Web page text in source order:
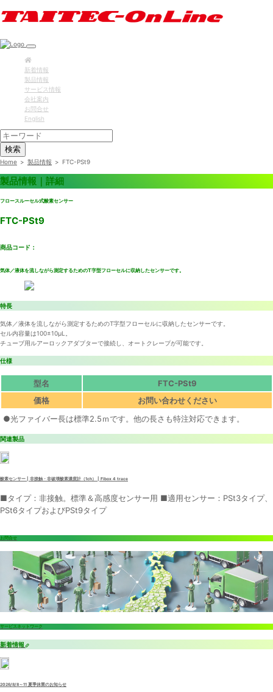
新着情報
製品情報
サービス情報
会社案内
お問合せ
English
検索
Home > 製品情報 > FTC-PSt9
製品情報｜詳細
フロースルーセル式酸素センサー
FTC-PSt9
商品コード：
気体／液体を流しながら測定するためのT字型フローセルに収納したセンサーです。
特長
気体／液体を流しながら測定するためのT字型フローセルに収納したセンサーです。
セル内容量は100±10μL。
チューブ用ルアーロックアダプターで接続し、オートクレープが可能です。
仕様
型名
FTC-PSt9
価格
お問い合わせください
●光ファイバー長は標準2.5ｍです。他の長さも特注対応できます。
関連製品
酸素センサー | 非接触・非破壊酸素濃度計（1ch） | Fibox 4 trace
■タイプ：非接触。標準＆高感度センサー用 ■適用センサー：PSt3タイプ、
PSt6タイプおよびPSt9タイプ
お問合せ
サービスネットワーク
新着情報
2026/8/8～11 夏季休業のお知らせ